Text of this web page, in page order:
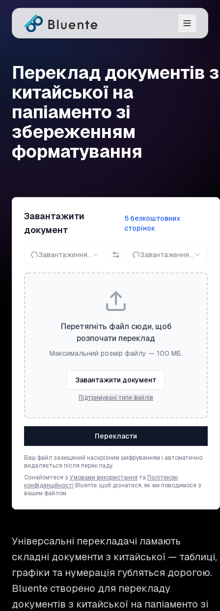
Переклад документів з
китайської на
папіаменто зі
збереженням
форматування
Завантажити
документ
5 безкоштовних
сторінок
Завантаження... Завантаження...
Перетягніть файл сюди, щоб
розпочати переклад
Максимальний розмір файлу — 100 МБ.
Завантажити документ
Підтримувані типи файлів
Перекласти
Ваш файл захищений наскрізним шифруванням і автоматично
видаляється після перекладу.
Ознайомтеся з Умовами використання та Політикою
конфіденційності Bluente, щоб дізнатися, як ми поводимося з
вашим файлом.
Універсальні перекладачі ламають
складні документи з китайської — таблиці,
графіки та нумерація губляться дорогою.
Bluente створено для перекладу
документів з китайської на папіаменто зі